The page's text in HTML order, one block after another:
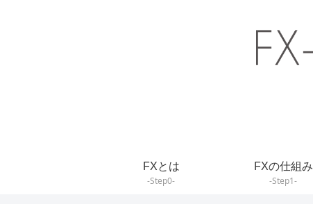
FXとは
-Step0-
FXの仕組み
-Step1-